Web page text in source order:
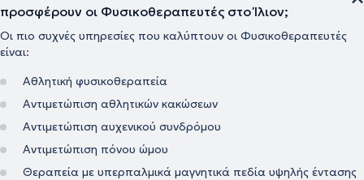
προσφέρουν οι Φυσικοθεραπευτές στο Ίλιον;
Οι πιο συχνές υπηρεσίες που καλύπτουν οι Φυσικοθεραπευτές
είναι:
Αθλητική φυσικοθεραπεία
Αντιμετώπιση αθλητικών κακώσεων
Αντιμετώπιση αυχενικού συνδρόμου
Αντιμετώπιση πόνου ώμου
Θεραπεία με υπερπαλμικά μαγνητικά πεδία υψηλής έντασης